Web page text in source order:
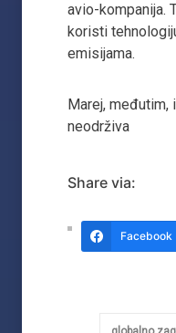
avio-kompanija.
koristi
emisijama.
Marej, međutim,
neodrživa
Share via:
Facebook